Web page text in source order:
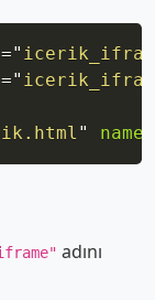
="
="
" name
Copy
adını